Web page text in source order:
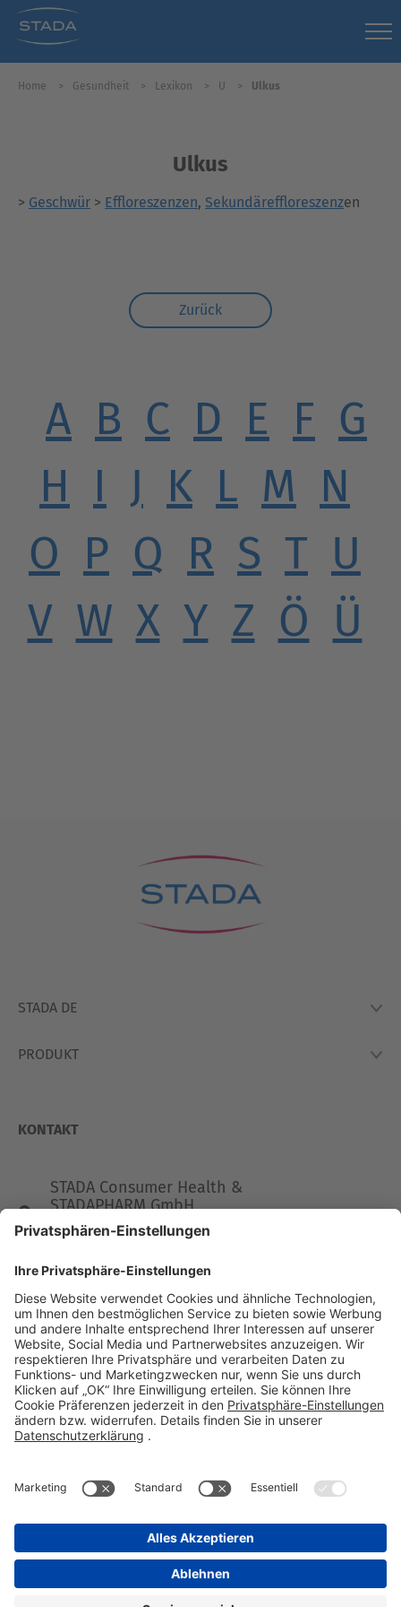
Home Gesundheit Lexikon U Ulkus
Ulkus
> Geschwür > Effloreszenzen, Sekundäreffloreszenzen
Zurück
A B C D E F G
H I J K L M N
O P Q R S T U
V W X Y Z Ö Ü
STADA DE
Lexikon
PRODUKT
KONTAKT
STADA Consumer Health &
STADAPHARM GmbH
Stadastraße 2-18
61118 Bad Vilbel
Telefon 06101 603-0
Fax 06101 603-259
info@stada.de
Kontakt
Compliance Reporting Portal ⧉
FOLGEN SIE UNS